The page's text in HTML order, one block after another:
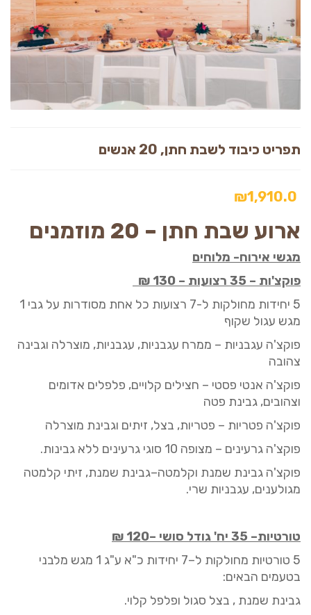
תפריט כיבוד לשבת חתן, 20 אנשים
₪1,910.0
ארוע שבת חתן –
מגשי אירוח- מלוחים
פוקצ'ות –
–
130
₪
5 יחידות מחולקות ל-7 רצועות כל אחת מסודרות על גבי 1
מגש עגול שקוף
פוקצ'ה עגבניות – ממרח עגבניות, עגבניות, מוצרלה וגבינה
צהובה
פוקצ'ה אנטי פסטי – חצילים קלויים, פלפלים אדומים
וצהובים, גבינת פטה
פוקצ'ה פטריות – פטריות, בצל, זיתים וגבינת מוצרלה
פוקצ'ה גרעינים – מצופה 10 סוגי גרעינים ללא גבינות.
פוקצ'ה גבינת שמנת וקלמטה–גבינת שמנת, זיתי קלמטה
מגולענים, עגבניות שרי.
טורטיות– 35 יח' גודל סושי –
120
₪
5 טורטיות מחולקות ל–7 יחידות כ"א ע"ג 1 מגש מלבני
בטעמים הבאים:
גבינת שמנת , בצל סגול ופלפל קלוי.